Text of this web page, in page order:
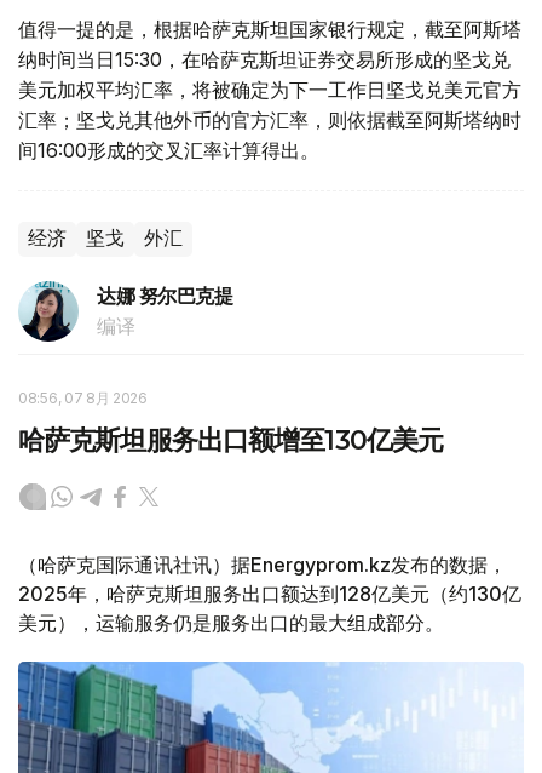
值得一提的是，根据哈萨克斯坦国家银行规定，截至阿斯塔
纳时间当日15:30，在哈萨克斯坦证券交易所形成的坚戈兑
美元加权平均汇率，将被确定为下一工作日坚戈兑美元官方
汇率；坚戈兑其他外币的官方汇率，则依据截至阿斯塔纳时
间16:00形成的交叉汇率计算得出。
经济 坚戈 外汇
达娜 努尔巴克提
编译
08:56, 07 8月 2026
哈萨克斯坦服务出口额增至130亿美元
（哈萨克国际通讯社讯）据Energyprom.kz发布的数据，
2025年，哈萨克斯坦服务出口额达到128亿美元（约130亿
美元），运输服务仍是服务出口的最大组成部分。